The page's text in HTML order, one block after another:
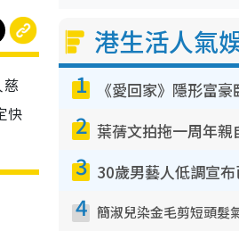
慈
快
港生活人氣
1
2
3
4